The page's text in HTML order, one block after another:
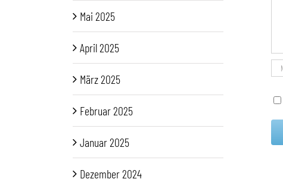
Mai 2025
April 2025
März 2025
Februar 2025
Januar 2025
Dezember 2024